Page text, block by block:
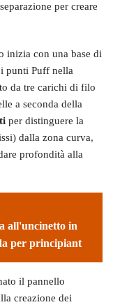
per creare
inizia con una base di
punti Puff nella
da tre carichi di filo
a seconda della
per distinguere la
dalla zona curva,
profondità alla
all'uncinetto in
per principiant
il pannello
creazione dei